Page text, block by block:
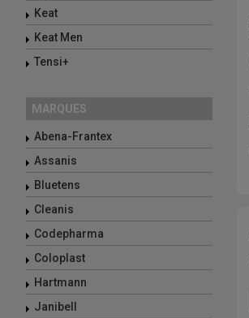
Keat
Keat Men
Tensi+
MARQUES
Abena-Frantex
Assanis
Bluetens
Cleanis
Codepharma
Coloplast
Hartmann
Janibell